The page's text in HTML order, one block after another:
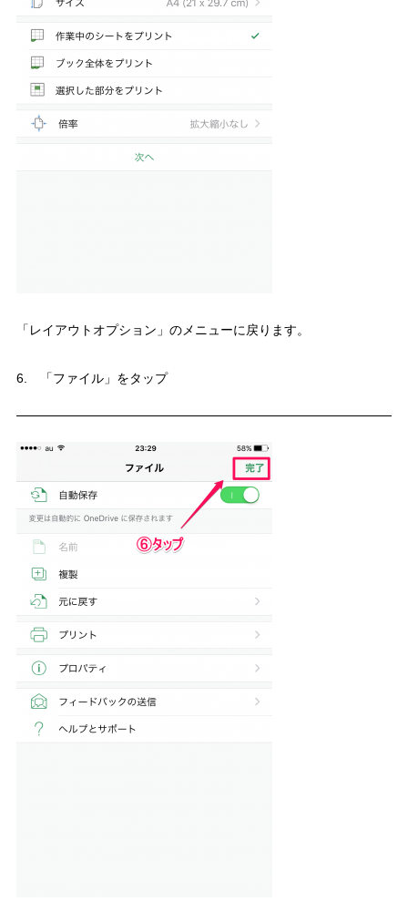
「レイアウトオプション」のメニューに戻ります。
6. 「ファイル」をタップ